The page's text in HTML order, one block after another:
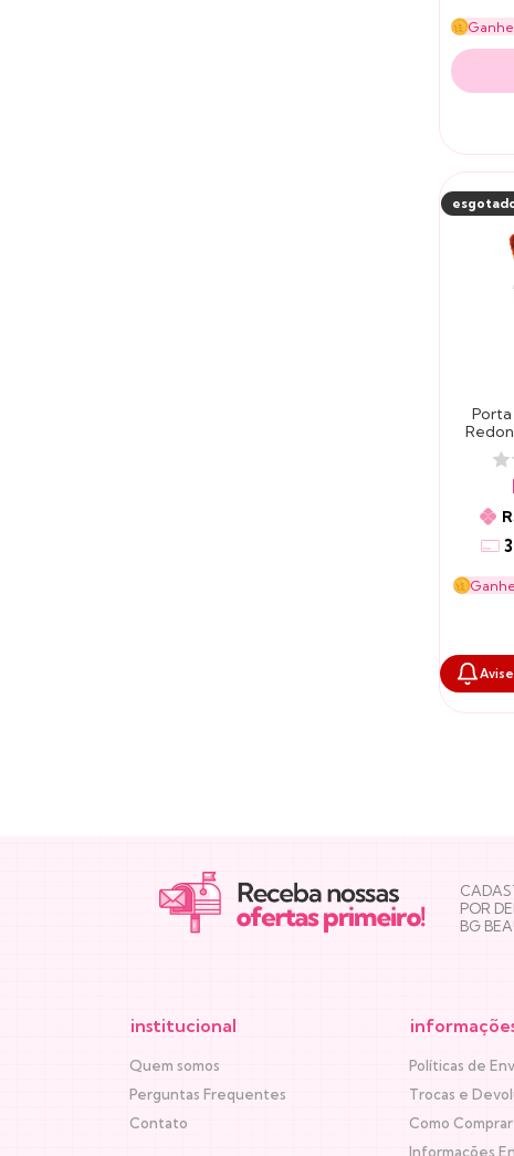
Ganhe
3
Ganhe
NEWSLETTER
POR
BG
institucional
Quem somos
Perguntas Frequentes
Contato
Políticas de
Trocas e
Como Comprar
Informações